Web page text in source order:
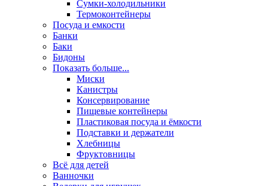
Сумки-холодильники
Термоконтейнеры
Посуда и емкости
Банки
Баки
Бидоны
Показать больше...
Миски
Канистры
Консервирование
Пищевые контейнеры
Пластиковая посуда и ёмкости
Подставки и держатели
Хлебницы
Фруктовницы
Всё для детей
Ванночки